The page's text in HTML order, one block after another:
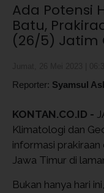
Ada Potensi
Batu,
(26/5) Jatim
Reporter: Syamsul
KONTAN.CO.ID -
Klimatologi dan
informasi prakiraan
Jawa Timur di
Bukan hanya hari